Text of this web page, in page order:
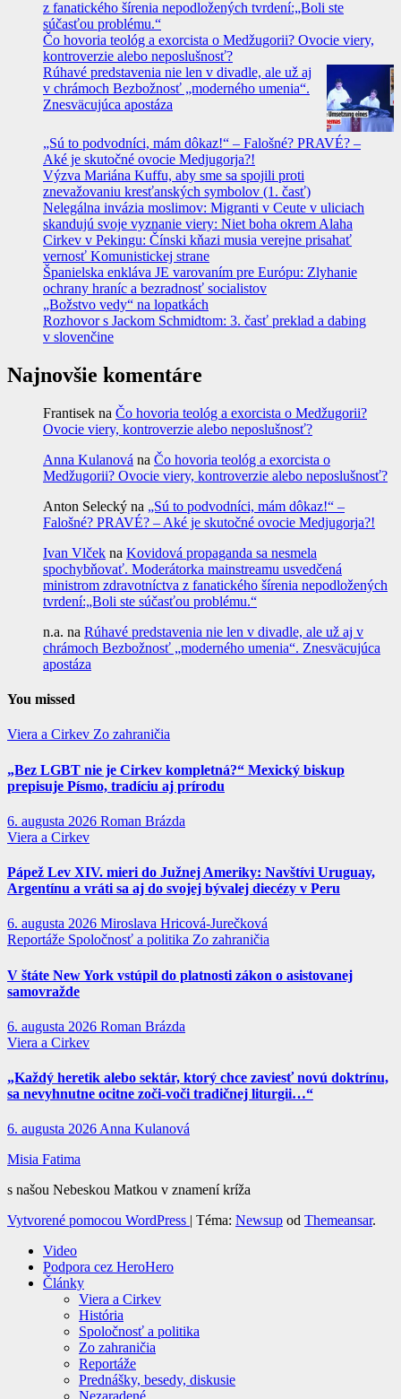
z fanatického šírenia nepodložených tvrdení:„Boli ste
súčasťou problému.“
Čo hovoria teológ a exorcista o Medžugorii? Ovocie viery,
kontroverzie alebo neposlušnosť?
Rúhavé predstavenia nie len v divadle, ale už aj
v chrámoch Bezbožnosť „moderného umenia“.
Znesväcujúca apostáza
„Sú to podvodníci, mám dôkaz!“ – Falošné? PRAVÉ? –
Aké je skutočné ovocie Medjugorja?!
Výzva Mariána Kuffu, aby sme sa spojili proti
znevažovaniu kresťanských symbolov (1. časť)
Nelegálna invázia moslimov: Migranti v Ceute v uliciach
skandujú svoje vyznanie viery: Niet boha okrem Alaha
Cirkev v Pekingu: Čínski kňazi musia verejne prisahať
vernosť Komunistickej strane
Španielska enkláva JE varovaním pre Európu: Zlyhanie
ochrany hraníc a bezradnosť socialistov
„Božstvo vedy“ na lopatkách
Rozhovor s Jackom Schmidtom: 3. časť preklad a dabing
v slovenčine
Najnovšie komentáre
Frantisek na Čo hovoria teológ a exorcista o Medžugorii?
Ovocie viery, kontroverzie alebo neposlušnosť?
Anna Kulanová na Čo hovoria teológ a exorcista o
Medžugorii? Ovocie viery, kontroverzie alebo neposlušnosť?
Anton Selecký na „Sú to podvodníci, mám dôkaz!“ –
Falošné? PRAVÉ? – Aké je skutočné ovocie Medjugorja?!
Ivan Vlček na Kovidová propaganda sa nesmela
spochybňovať. Moderátorka mainstreamu usvedčená
ministrom zdravotníctva z fanatického šírenia nepodložených
tvrdení:„Boli ste súčasťou problému.“
n.a. na Rúhavé predstavenia nie len v divadle, ale už aj v
chrámoch Bezbožnosť „moderného umenia“. Znesväcujúca
apostáza
You missed
Viera a Cirkev Zo zahraničia
„Bez LGBT nie je Cirkev kompletná?“ Mexický biskup
prepisuje Písmo, tradíciu aj prírodu
6. augusta 2026 Roman Brázda
Viera a Cirkev
Pápež Lev XIV. mieri do Južnej Ameriky: Navštívi Uruguay,
Argentínu a vráti sa aj do svojej bývalej diecézy v Peru
6. augusta 2026 Miroslava Hricová-Jurečková
Reportáže Spoločnosť a politika Zo zahraničia
V štáte New York vstúpil do platnosti zákon o asistovanej
samovražde
6. augusta 2026 Roman Brázda
Viera a Cirkev
„Každý heretik alebo sektár, ktorý chce zaviesť novú doktrínu,
sa nevyhnutne ocitne zoči-voči tradičnej liturgii…“
6. augusta 2026 Anna Kulanová
Misia Fatima
s našou Nebeskou Matkou v znamení kríža
Vytvorené pomocou WordPress | Téma: Newsup od Themeansar.
Video
Podpora cez HeroHero
Články
Viera a Cirkev
História
Spoločnosť a politika
Zo zahraničia
Reportáže
Prednášky, besedy, diskusie